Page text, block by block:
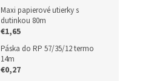
Maxi papierové utierky s
dutinkou 80m
€1,65
Páska do RP 57/35/12 termo
14m
€0,27